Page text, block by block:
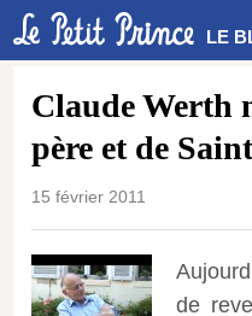
LE
Claude Werth
père et de
15 février 2011
de